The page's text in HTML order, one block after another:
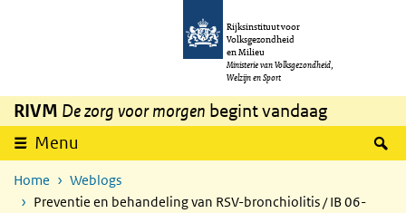
Overslaan en naar de inhoud gaan
Rijksinstituut voor
Volksgezondheid
en Milieu
Ministerie van Volksgezondheid,
Welzijn en Sport
RIVM De zorg voor morgen begint vandaag
Menu
Home
Weblogs
Preventie en behandeling van RSV-bronchiolitis / IB 06-